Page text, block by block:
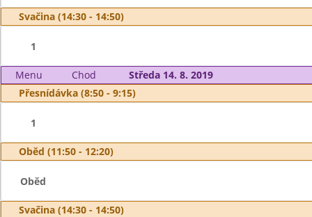
Svačina (14:30 - 14:50)
1
Menu Chod
Středa 14. 8. 2019
Přesnídávka (8:50 - 9:15)
1
Oběd (11:50 - 12:20)
Oběd
Svačina (14:30 - 14:50)